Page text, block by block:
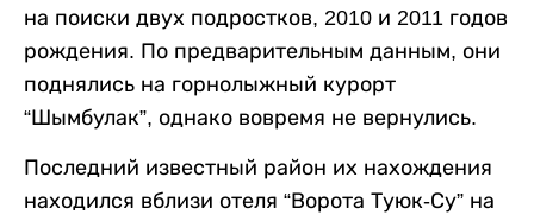
на поиски двух подростков, 2010 и 2011 годов
рождения. По предварительным данным, они
поднялись на горнолыжный курорт
“Шымбулак”, однако вовремя не вернулись.
Последний известный район их нахождения
находился вблизи отеля “Ворота Туюк-Су” на